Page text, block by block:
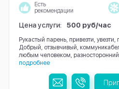
Есть
рекомендации
Цена услуги: 500 руб/час
Рукастый парень, привезти, увезти,
Добрый, отзывчивый,
любым человеком,
подробнее